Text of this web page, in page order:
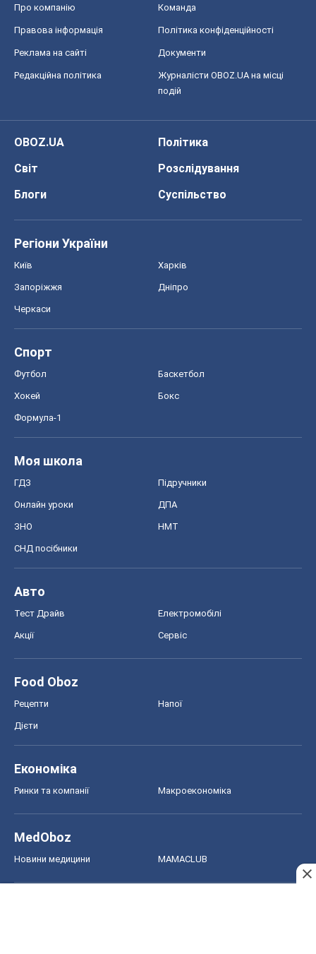
Про компанію Команда
Правова інформація Політика конфіденційності
Реклама на сайті Документи
Редакційна політика
Журналісти OBOZ.UA на місці
подій
OBOZ.UA
Політика
Світ
Розслідування
Блоги
Суспільство
Регіони України
Київ Харків
Запоріжжя Дніпро
Черкаси
Спорт
Футбол Баскетбол
Хокей Бокс
Формула-1
Моя школа
ГДЗ Підручники
Онлайн уроки ДПА
ЗНО НМТ
СНД посібники
Авто
Тест Драйв Електромобілі
Акції Сервіс
Food Oboz
Рецепти Напої
Дієти
Економіка
Ринки та компанії Макроекономіка
MedOboz
Новини медицини MAMACLUB